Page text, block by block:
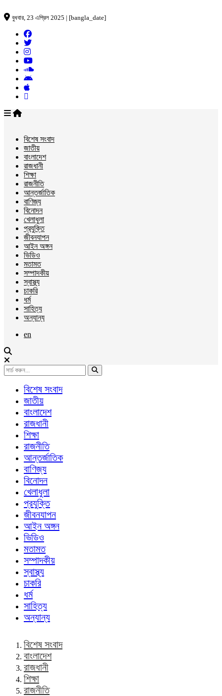
বুধবার, 23 এপ্রিল 2025 | [bangla_date]
বিশেষ সংবাদ
জাতীয়
বাংলাদেশ
রাজধানী
শিক্ষা
রাজনীতি
আন্তর্জাতিক
বাণিজ্য
বিনোদন
খেলাধুলা
প্রযুক্তি
জীবনযাপন
আইন অঙ্গন
ভিডিও
মতামত
সম্পাদকীয়
স্বাস্থ্য
চাকরি
ধর্ম
সাহিত্য
অন্যান্য
en
বিশেষ সংবাদ
জাতীয়
বাংলাদেশ
রাজধানী
শিক্ষা
রাজনীতি
আন্তর্জাতিক
বাণিজ্য
বিনোদন
খেলাধুলা
প্রযুক্তি
জীবনযাপন
আইন অঙ্গন
ভিডিও
মতামত
সম্পাদকীয়
স্বাস্থ্য
চাকরি
ধর্ম
সাহিত্য
অন্যান্য
বিশেষ সংবাদ
বাংলাদেশ
রাজধানী
শিক্ষা
রাজনীতি